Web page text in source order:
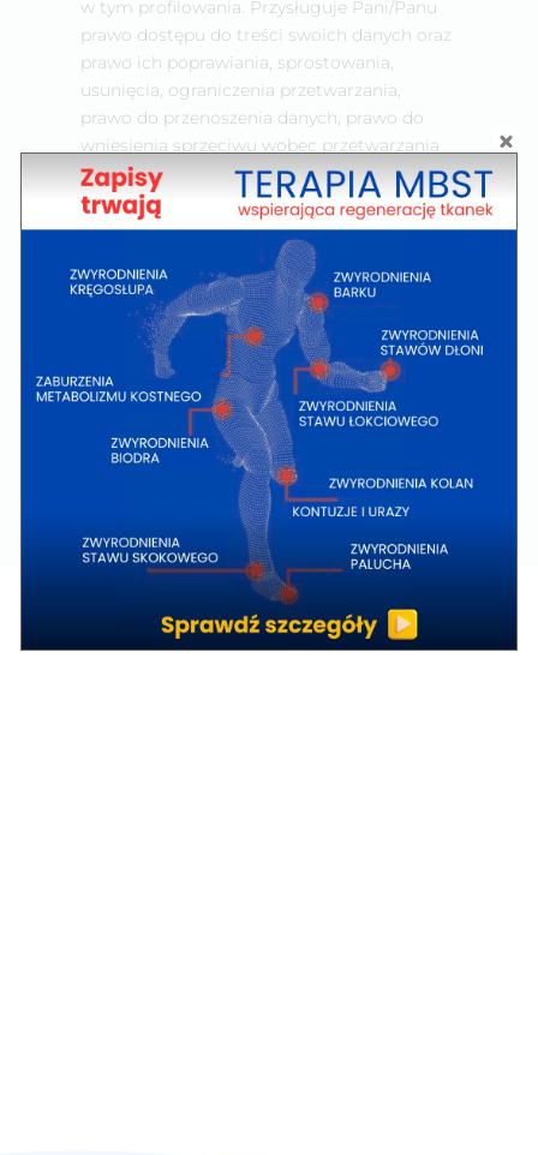
w tym profilowania. Przysługuje Pani/Panu
prawo dostępu do treści swoich danych oraz
prawo ich poprawiania, sprostowania,
usunięcia, ograniczenia przetwarzania,
prawo do przenoszenia danych, prawo do
wniesienia sprzeciwu wobec przetwarzania
danych. Ponadto ma Pani/Pan prawo do
wniesienia skargi do organu nadzorczego,
którym jest Prezes Urzędu Ochrony Danych
Osobowych, gdy uzna Pani/Pan, iż
przetwarzanie danych osobowych
dotyczących Pani/Pana narusza przepisy
RODO. Podanie danych osobowych jest
dobrowolne ale niezbędne do przetworzenia
Pani/Pana zapytania i udzielenia odpowiedzi.